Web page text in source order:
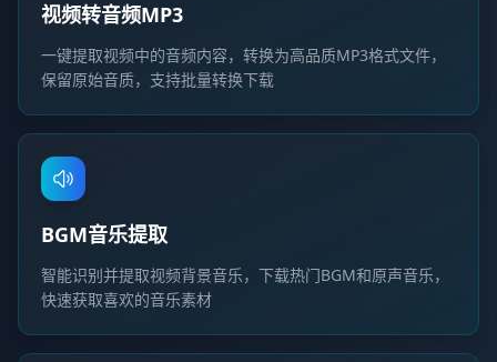
视频转音频MP3
一键提取视频中的音频内容，转换为高品质MP3格式文件，
保留原始音质，支持批量转换下载
BGM音乐提取
智能识别并提取视频背景音乐，下载热门BGM和原声音乐，
快速获取喜欢的音乐素材